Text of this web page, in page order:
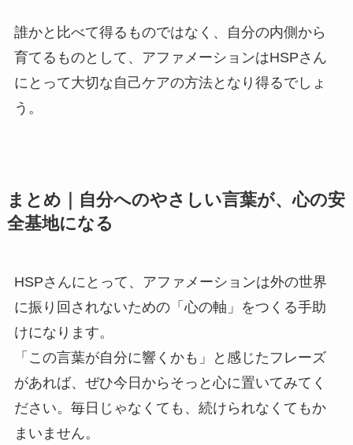
誰かと比べて得るものではなく、自分の内側から
育てるものとして、アファメーションはHSPさん
にとって大切な自己ケアの方法となり得るでしょ
う。
まとめ｜自分へのやさしい言葉が、心の安
全基地になる
HSPさんにとって、アファメーションは外の世界
に振り回されないための「心の軸」をつくる手助
けになります。
「この言葉が自分に響くかも」と感じたフレーズ
があれば、ぜひ今日からそっと心に置いてみてく
ださい。毎日じゃなくても、続けられなくてもか
まいません。